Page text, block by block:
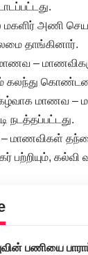
மகளிர் அணி
தாங்கினார்.
–
கலந்து
மாணவ –
நடத்தப்பட்டது.
தந்தை
கல்வி
பணியை